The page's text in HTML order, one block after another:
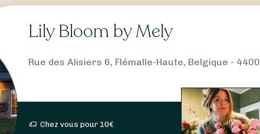
Lily Bloom by Mely
Rue des Alisiers 6, Flémalle-Haute, Belgique - 4400
Chez vous pour 10€